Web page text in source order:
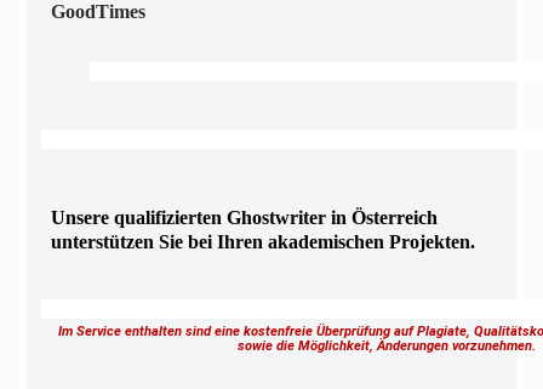
GoodTimes
Unsere qualifizierten Ghostwriter in Österreich
unterstützen Sie bei Ihren akademischen Projekten.
Im Service enthalten sind eine kostenfreie Überprüfung auf Plagiate,
sowie die Möglichkeit, Änderungen vorzunehmen.